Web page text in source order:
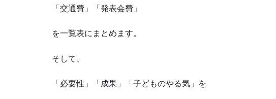
「交通費」「発表会費」
を一覧表にまとめます。
そして、
「必要性」「成果」「子どものやる気」を